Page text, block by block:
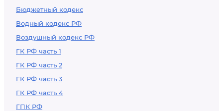
Бюджетный кодекс
Водный кодекс РФ
Воздушный кодекс РФ
ГК РФ часть 1
ГК РФ часть 2
ГК РФ часть 3
ГК РФ часть 4
ГПК РФ